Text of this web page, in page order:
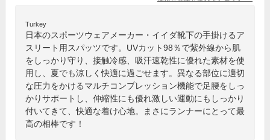
Turkey
日本のスポーツウェアメーカー・イイダ靴下の手掛けるア
スリート用スパッツです。UVカット98％で紫外線から肌
をしっかり守り、接触冷感、吸汗速乾性に優れた素材を使
用し、夏でも涼しく快適に過ごせます。異なる部位に適切
な圧力をかけるマルチコンプレッション機能で足腰をしっ
かりサポートし、伸縮性にも優れ激しい運動にもしっかり
付いてきて、快適な着け心地。まさにランナーにとって最
高の相棒です！